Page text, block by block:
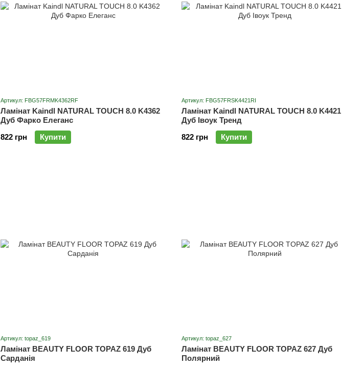
Артикул: FBG57FRMK4362RF
Ламінат Kaindl NATURAL TOUCH 8.0 K4362
Дуб Фарко Елеганс
822 грн
Купити
Артикул: FBG57FRSK4421RI
Ламінат Kaindl NATURAL TOUCH 8.0 K4421
Дуб Івоук Тренд
822 грн
Купити
Артикул: topaz_619
Ламінат BEAUTY FLOOR TOPAZ 619 Дуб
Сарданія
Артикул: topaz_627
Ламінат BEAUTY FLOOR TOPAZ 627 Дуб
Полярний